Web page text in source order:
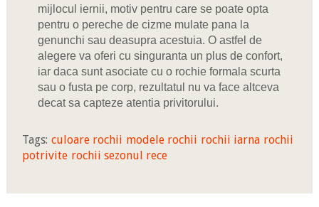
mijlocul iernii, motiv pentru care se poate opta
pentru o pereche de cizme mulate pana la
genunchi sau deasupra acestuia. O astfel de
alegere va oferi cu singuranta un plus de confort,
iar daca sunt asociate cu o rochie formala scurta
sau o fusta pe corp, rezultatul nu va face altceva
decat sa capteze atentia privitorului.
Tags: culoare rochii modele rochii rochii iarna rochii
potrivite rochii sezonul rece